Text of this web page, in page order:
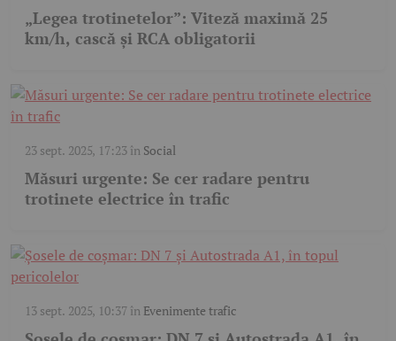
„Legea trotinetelor”: Viteză maximă 25
km/h, cască și RCA obligatorii
23 sept. 2025, 17:23în Social
Măsuri urgente: Se cer radare pentru
trotinete electrice în trafic
13 sept. 2025, 10:37în Evenimente trafic